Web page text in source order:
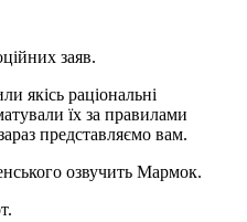
заяв.
якісь раціональні
їх за правилами
представляємо вам.
озвучить Мармок.